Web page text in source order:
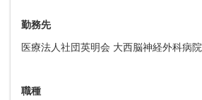
勤務先
医療法人社団英明会 大西脳神経外科病院
職種